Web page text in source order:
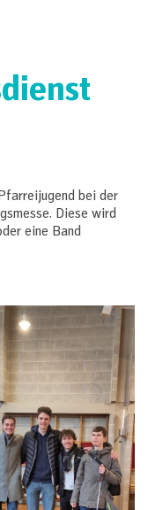
bei der
Diese wird
eine Band